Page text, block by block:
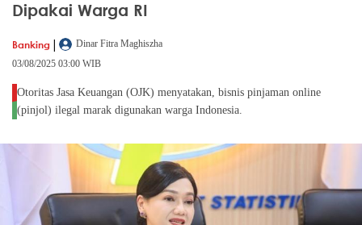
Dipakai Warga RI
Banking |
Dinar Fitra Maghiszha
03/08/2025 03:00 WIB
Otoritas Jasa Keuangan (OJK) menyatakan, bisnis pinjaman online
(pinjol) ilegal marak digunakan warga Indonesia.